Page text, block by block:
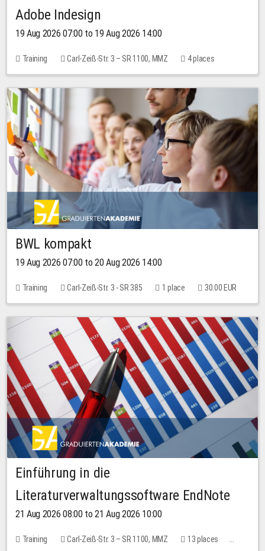
Adobe Indesign
19 Aug 2026 07:00 to 19 Aug 2026 14:00
Training Carl-Zeiß-Str. 3 – SR 1100, MMZ 4 places
BWL kompakt
19 Aug 2026 07:00 to 20 Aug 2026 14:00
Training Carl-Zeiß-Str. 3 - SR 385 1 place 30.00 EUR
Einführung in die
Literaturverwaltungssoftware EndNote
21 Aug 2026 08:00 to 21 Aug 2026 10:00
Training Carl-Zeiß-Str. 3 – SR 1100, MMZ
13 places